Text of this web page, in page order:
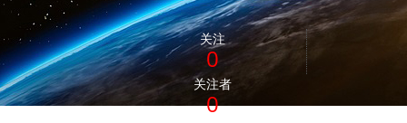
关注
0
关注者
0